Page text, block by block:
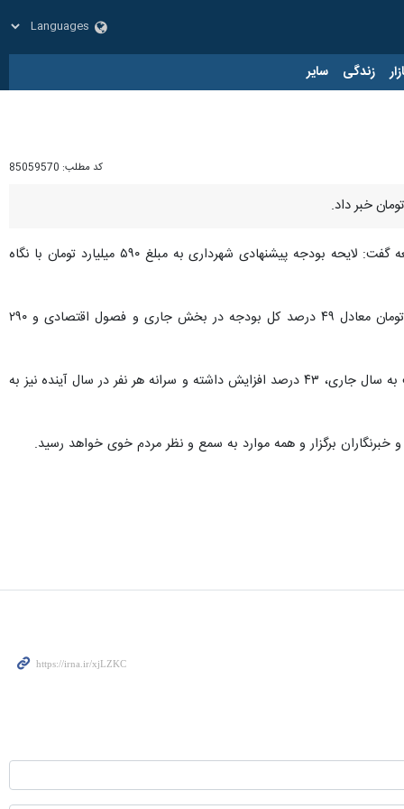
زندگی سایر
کد مطلب: 85059570
، مرتضی شهسوار عصر پنجشنبه در جلسه بررسی بودجه سال ۱۴۰۲ شهرداری و سازمان‌های تابعه گفت: لایحه بودجه پیشنهادی شهرداری به مبلغ ۵۹۰ میلیارد تومان با نگاه
وی اظهار کرد: بودجه سال آینده با توجه به تورم موجود و شرایط اقتصادی شهروندان محاسبه شده و ۳۰۰ میلیارد تومان معادل ۴۹ درصد کل بودجه در بخش جاری و فصول اقتصادی و ۲۹۰
شهسوار دانه داد: با در نظر گرفتن اجرای پروژه‌های فاخر عمرانی، فرهنگی، علمی و سایر موارد، بودجه سال آینده نسبت به سال جاری، ۴۳ درصد افزایش داشته و سرانه هر نفر در سال آینده نیز به